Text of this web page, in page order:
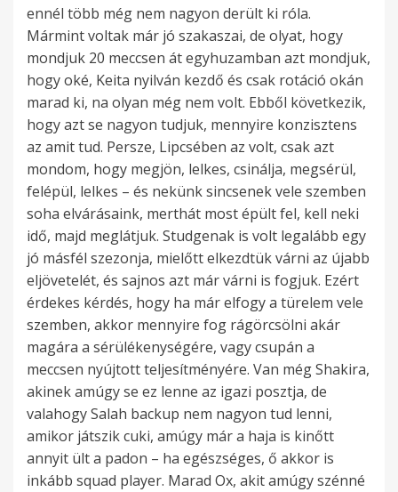
ennél több még nem nagyon derült ki róla.
Mármint voltak már jó szakaszai, de olyat, hogy
mondjuk 20 meccsen át egyhuzamban azt mondjuk,
hogy oké, Keita nyilván kezdő és csak rotáció okán
marad ki, na olyan még nem volt. Ebből következik,
hogy azt se nagyon tudjuk, mennyire konzisztens
az amit tud. Persze, Lipcsében az volt, csak azt
mondom, hogy megjön, lelkes, csinálja, megsérül,
felépül, lelkes – és nekünk sincsenek vele szemben
soha elvárásaink, merthát most épült fel, kell neki
idő, majd meglátjuk. Studgenak is volt legalább egy
jó másfél szezonja, mielőtt elkezdtük várni az újabb
eljövetelét, és sajnos azt már várni is fogjuk. Ezért
érdekes kérdés, hogy ha már elfogy a türelem vele
szemben, akkor mennyire fog rágörcsölni akár
magára a sérülékenységére, vagy csupán a
meccsen nyújtott teljesítményére. Van még Shakira,
akinek amúgy se ez lenne az igazi posztja, de
valahogy Salah backup nem nagyon tud lenni,
amikor játszik cuki, amúgy már a haja is kinőtt
annyit ült a padon – ha egészséges, ő akkor is
inkább squad player. Marad Ox, akit amúgy szénné